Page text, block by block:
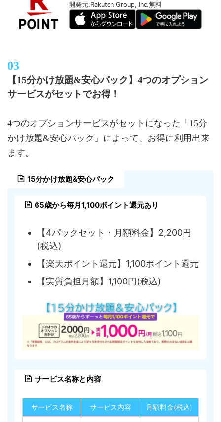
開発元:Rakuten Group, Inc.無料
【15分かけ放題&安心パック】4つのオプション
サービスがセットでお得！
4つのオプションサービスがセットになった「15分
かけ放題&安心パック」によって、お得に利用出来
ます。
15分かけ放題&安心パック
65歳から毎月1,100ポイント還元あり
【4パックセット・月額料金】2,200円
(税込)
【楽天ポイント還元】1,100ポイント還元
【実質負担月額】1,100円(税込)
サービス名称と内容
サービス名称 サービス内容 月額料金(税込)